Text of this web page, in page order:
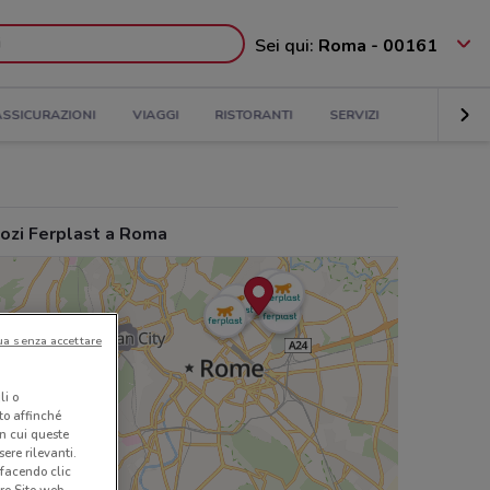
Sei qui: Roma - 00161
VIAGGI RISTORANTI SERVIZI
Ferplast a Roma
o
affinché
cui queste
rilevanti.
clic
senza accettare